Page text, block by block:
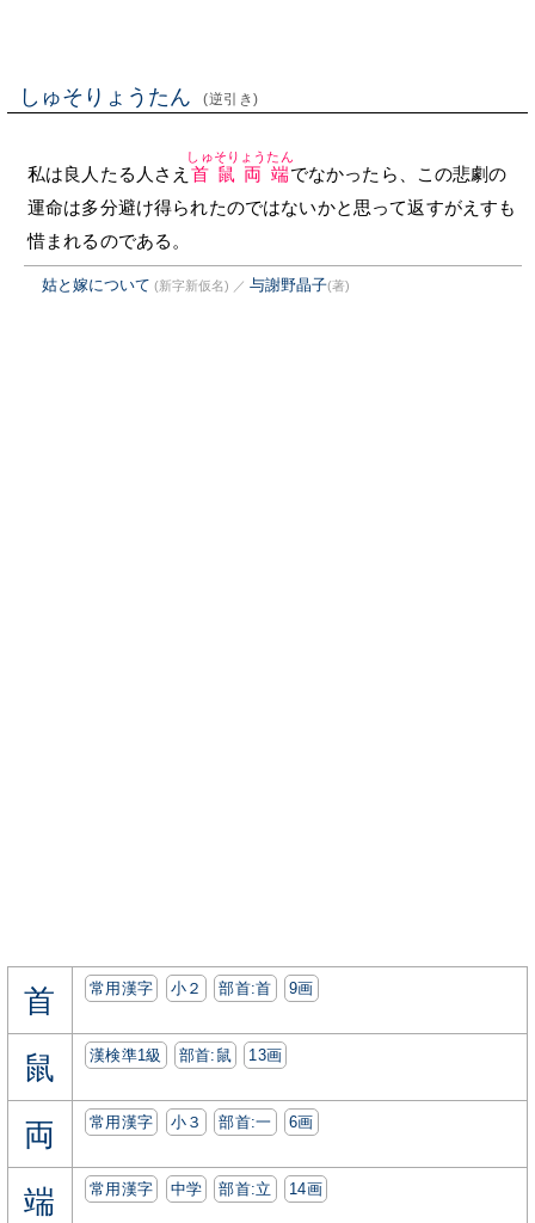
しゅそりょうたん (逆引き)
私は良人たる人さえ 首鼠両端
しゅそりょうたん
でなかったら、この悲劇の
運命は多分避け得られたのではないかと思って返すがえすも
惜まれるのである。
姑と嫁について (新字新仮名) ／ 与謝野晶子(著)
首 常用漢字 小２ 部首:⾸ 9画
鼠 漢検準1級 部首:⿏ 13画
両 常用漢字 小３ 部首:⼀ 6画
端 常用漢字 中学 部首:⽴ 14画